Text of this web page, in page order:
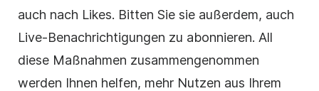
auch nach Likes. Bitten Sie sie außerdem, auch
Live-Benachrichtigungen zu abonnieren. All
diese Maßnahmen zusammengenommen
werden Ihnen helfen, mehr Nutzen aus Ihrem